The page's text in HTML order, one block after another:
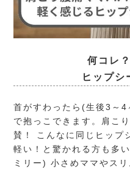
何コレ
ヒップシ
首がすわったら(生後3～
で抱っこできます。肩こ
賛！ こんなに同じヒップ
軽い！と驚かれる方も多
ミリー) 小さめママやス